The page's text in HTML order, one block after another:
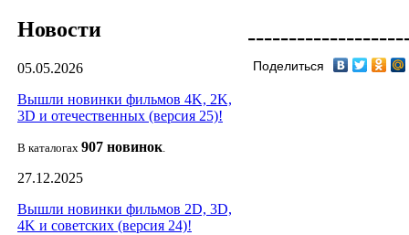
Новости
05.05.2026
Вышли новинки фильмов 4K, 2K,
3D и отечественных (версия 25)!
В каталогах 907 новинок.
27.12.2025
Вышли новинки фильмов 2D, 3D,
4K и советских (версия 24)!
Поделиться